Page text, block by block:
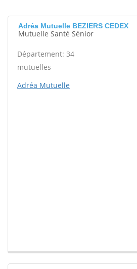
Adréa Mutuelle BEZIERS CEDEX
Mutuelle Santé Sénior
Département: 34
mutuelles
Adréa Mutuelle